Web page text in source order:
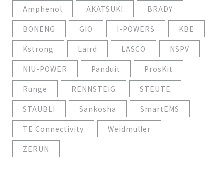
Amphenol AKATSUKI
BRADY
BONENG
GIO I-POWERS
KBE
Kstrong
Laird LASCO
NSPV
NIU-POWER
Panduit
ProsKit
Runge
RENNSTEIG
STEUTE
STAUBLI
Sankosha
SmartEMS
TE Connectivity
Weidmuller
ZERUN